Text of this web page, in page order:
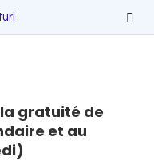
la gratuité de
et au